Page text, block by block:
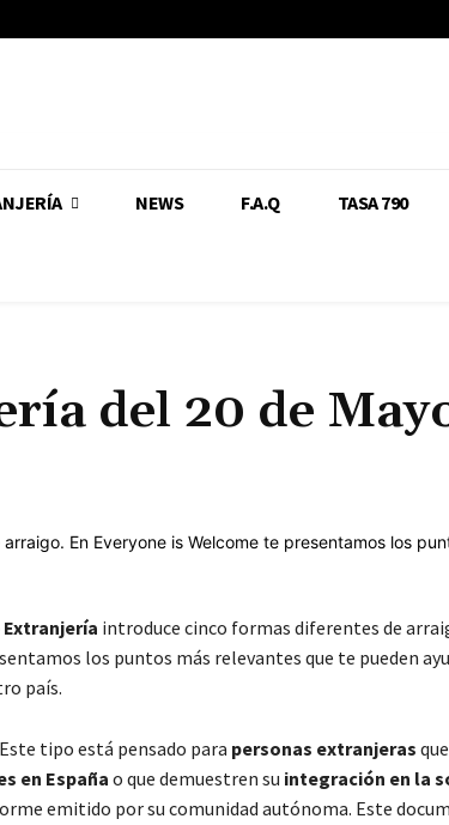
NEWS F.A.Q TASA 790
del 20 de
Extranjería introduce cinco formas diferentes de
los puntos más relevantes que te pueden
país.
tipo está pensado para personas extranjeras
en Españao que demuestren su integración en la
emitido por su comunidad autónoma. Este